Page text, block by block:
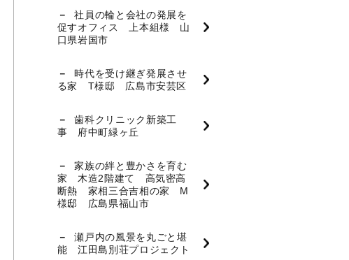
社員の輪と会社の発展を
促すオフィス 上本組様 山
口県岩国市
時代を受け継ぎ発展させ
る家 T様邸 広島市安芸区
歯科クリニック新築工
事 府中町緑ヶ丘
家族の絆と豊かさを育む
家 木造2階建て 高気密高
断熱 家相三合吉相の家 M
様邸 広島県福山市
瀬戸内の風景を丸ごと堪
能 江田島別荘プロジェクト